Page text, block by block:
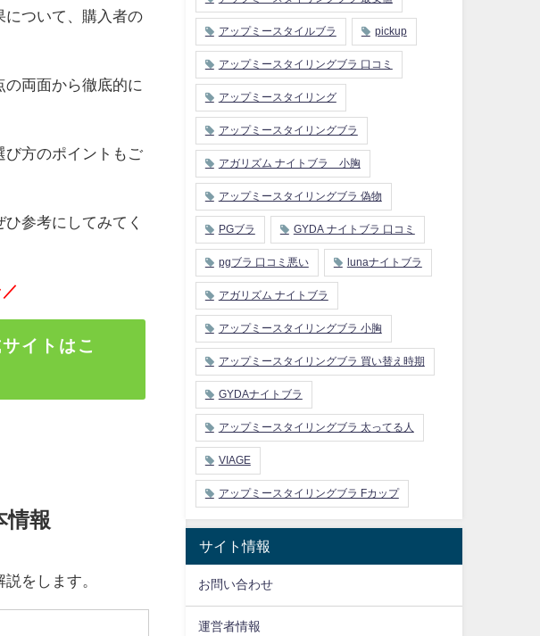
について、購入者の
両面から徹底的に
び方のポイントもご
参考にしてみてく
イトはこ
情報
をします。
アップミースタイルブラ pickup
アップミースタイリングブラ 口コミ
アップミースタイリング
アップミースタイリングブラ
アガリズム ナイトブラ 小胸
アップミースタイリングブラ 偽物
PGブラ GYDA ナイトブラ 口コミ
pgブラ 口コミ悪い lunaナイトブラ
アガリズム ナイトブラ
アップミースタイリングブラ 小胸
アップミースタイリングブラ 買い替え時期
GYDAナイトブラ
アップミースタイリングブラ 太ってる人
VIAGE
アップミースタイリングブラ Fカップ
サイト情報
お問い合わせ
運営者情報